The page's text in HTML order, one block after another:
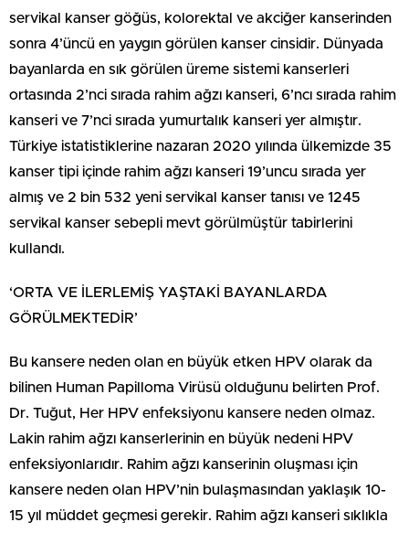
servikal kanser göğüs, kolorektal ve akciğer kanserinden
sonra 4’üncü en yaygın görülen kanser cinsidir. Dünyada
bayanlarda en sık görülen üreme sistemi kanserleri
ortasında 2’nci sırada rahim ağzı kanseri, 6’ncı sırada rahim
kanseri ve 7’nci sırada yumurtalık kanseri yer almıştır.
Türkiye istatistiklerine nazaran 2020 yılında ülkemizde 35
kanser tipi içinde rahim ağzı kanseri 19’uncu sırada yer
almış ve 2 bin 532 yeni servikal kanser tanısı ve 1245
servikal kanser sebepli mevt görülmüştür tabirlerini
kullandı.
‘ORTA VE İLERLEMİŞ YAŞTAKİ BAYANLARDA
GÖRÜLMEKTEDİR’
Bu kansere neden olan en büyük etken HPV olarak da
bilinen Human Papilloma Virüsü olduğunu belirten Prof.
Dr. Tuğut, Her HPV enfeksiyonu kansere neden olmaz.
Lakin rahim ağzı kanserlerinin en büyük nedeni HPV
enfeksiyonlarıdır. Rahim ağzı kanserinin oluşması için
kansere neden olan HPV’nin bulaşmasından yaklaşık 10-
15 yıl müddet geçmesi gerekir. Rahim ağzı kanseri sıklıkla